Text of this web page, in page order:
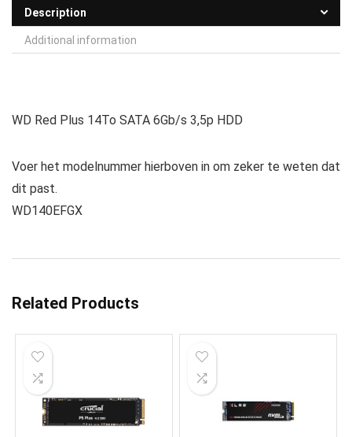
Description
Additional information
WD Red Plus 14To SATA 6Gb/s 3,5p HDD
Voer het modelnummer hierboven in om zeker te weten dat
dit past.
WD140EFGX
Related Products